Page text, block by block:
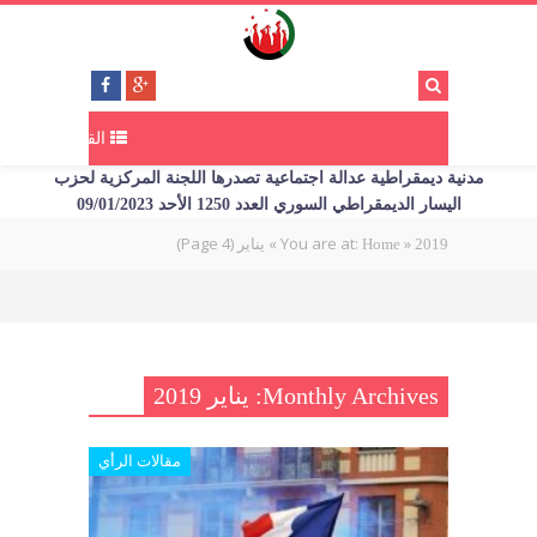
القائمة
مدنية ديمقراطية عدالة اجتماعية تصدرها اللجنة المركزية لحزب
اليسار الديمقراطي السوري العدد 1250 الأحد 09/01/2023
You are at: Home » 2019
» يناير (Page 4)
Monthly Archives: يناير 2019
مقالات الرأي